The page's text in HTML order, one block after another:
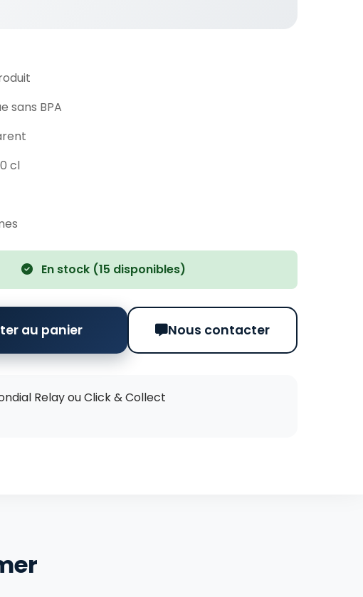
sans BPA
cl
En stock (15 disponibles)
au panier Nous contacter
Relay ou Click & Collect